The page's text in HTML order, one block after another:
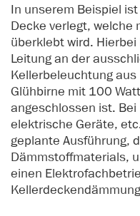
In unserem Beispiel
Decke verlegt, welche
überklebt wird.
Leitung an der
Kellerbeleuchtung aus
Glühbirne mit 100
angeschlossen ist.
elektrische Geräte,
geplante Ausführung,
Dämmstoffmaterials,
einen